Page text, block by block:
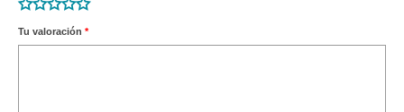
Tu valoración *